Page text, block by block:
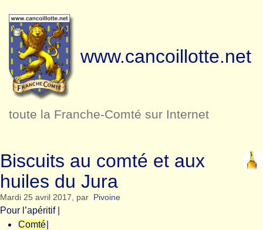
www.cancoillotte.net
toute la Franche-Comté sur Internet
Biscuits au comté et aux
huiles du Jura
Mardi 25 avril 2017, par Pivoine
Pour l’apéritif|
Comté